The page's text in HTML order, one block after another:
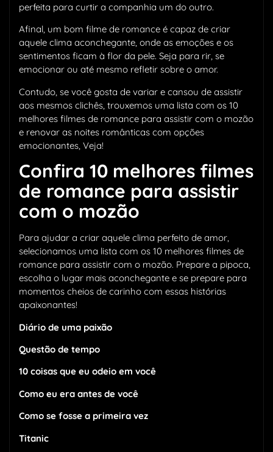
perfeita para curtir a companhia um do outro.
Afinal, um bom filme de romance é capaz de criar
aquele clima aconchegante, onde as emoções e os
sentimentos ficam à flor da pele. Seja para rir, se
emocionar ou até mesmo refletir sobre o amor.
Contudo, se você gosta de variar e cansou de assistir
aos mesmos clichês, trouxemos uma lista com os 10
melhores filmes de romance para assistir com o mozão
e renovar as noites românticas com opções
emocionantes, Veja!
Confira 10 melhores filmes
de romance para assistir
com o mozão
Para ajudar a criar aquele clima perfeito de amor,
selecionamos uma lista com os 10 melhores filmes de
romance para assistir com o mozão. Prepare a pipoca,
escolha o lugar mais aconchegante e se prepare para
momentos cheios de carinho com essas histórias
apaixonantes!
Diário de uma paixão
Questão de tempo
10 coisas que eu odeio em você
Como eu era antes de você
Como se fosse a primeira vez
Titanic